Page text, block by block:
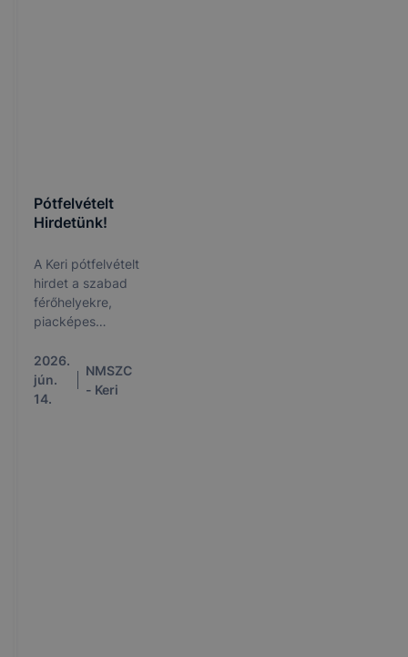
Pótfelvételt
Hirdetünk!
A Keri pótfelvételt
hirdet a szabad
férőhelyekre,
piacképes
A jelentkezés
határideje: 2026.
június 15.
2026.
jún.
14.
NMSZC
- Keri